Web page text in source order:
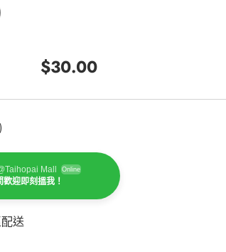
正
常
格
$30.00
)
Mall Online
歡迎即刻搵我！
送